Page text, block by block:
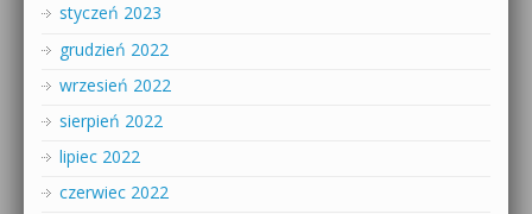
styczeń 2023
grudzień 2022
wrzesień 2022
sierpień 2022
lipiec 2022
czerwiec 2022